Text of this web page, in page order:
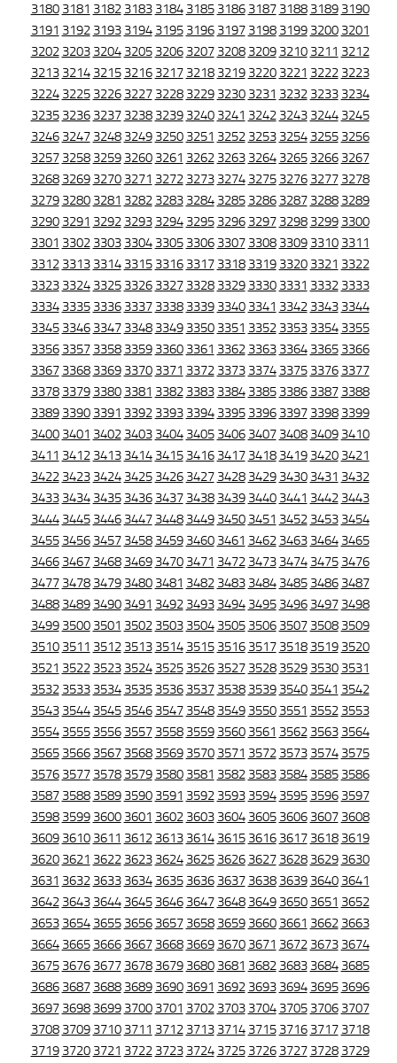
3180 3181 3182 3183 3184 3185 3186 3187 3188 3189 3190
3191 3192 3193 3194 3195 3196 3197 3198 3199 3200 3201
3202 3203 3204 3205 3206 3207 3208 3209 3210 3211 3212
3213 3214 3215 3216 3217 3218 3219 3220 3221 3222 3223
3224 3225 3226 3227 3228 3229 3230 3231 3232 3233 3234
3235 3236 3237 3238 3239 3240 3241 3242 3243 3244 3245
3246 3247 3248 3249 3250 3251 3252 3253 3254 3255 3256
3257 3258 3259 3260 3261 3262 3263 3264 3265 3266 3267
3268 3269 3270 3271 3272 3273 3274 3275 3276 3277 3278
3279 3280 3281 3282 3283 3284 3285 3286 3287 3288 3289
3290 3291 3292 3293 3294 3295 3296 3297 3298 3299 3300
3301 3302 3303 3304 3305 3306 3307 3308 3309 3310 3311
3312 3313 3314 3315 3316 3317 3318 3319 3320 3321 3322
3323 3324 3325 3326 3327 3328 3329 3330 3331 3332 3333
3334 3335 3336 3337 3338 3339 3340 3341 3342 3343 3344
3345 3346 3347 3348 3349 3350 3351 3352 3353 3354 3355
3356 3357 3358 3359 3360 3361 3362 3363 3364 3365 3366
3367 3368 3369 3370 3371 3372 3373 3374 3375 3376 3377
3378 3379 3380 3381 3382 3383 3384 3385 3386 3387 3388
3389 3390 3391 3392 3393 3394 3395 3396 3397 3398 3399
3400 3401 3402 3403 3404 3405 3406 3407 3408 3409 3410
3411 3412 3413 3414 3415 3416 3417 3418 3419 3420 3421
3422 3423 3424 3425 3426 3427 3428 3429 3430 3431 3432
3433 3434 3435 3436 3437 3438 3439 3440 3441 3442 3443
3444 3445 3446 3447 3448 3449 3450 3451 3452 3453 3454
3455 3456 3457 3458 3459 3460 3461 3462 3463 3464 3465
3466 3467 3468 3469 3470 3471 3472 3473 3474 3475 3476
3477 3478 3479 3480 3481 3482 3483 3484 3485 3486 3487
3488 3489 3490 3491 3492 3493 3494 3495 3496 3497 3498
3499 3500 3501 3502 3503 3504 3505 3506 3507 3508 3509
3510 3511 3512 3513 3514 3515 3516 3517 3518 3519 3520
3521 3522 3523 3524 3525 3526 3527 3528 3529 3530 3531
3532 3533 3534 3535 3536 3537 3538 3539 3540 3541 3542
3543 3544 3545 3546 3547 3548 3549 3550 3551 3552 3553
3554 3555 3556 3557 3558 3559 3560 3561 3562 3563 3564
3565 3566 3567 3568 3569 3570 3571 3572 3573 3574 3575
3576 3577 3578 3579 3580 3581 3582 3583 3584 3585 3586
3587 3588 3589 3590 3591 3592 3593 3594 3595 3596 3597
3598 3599 3600 3601 3602 3603 3604 3605 3606 3607 3608
3609 3610 3611 3612 3613 3614 3615 3616 3617 3618 3619
3620 3621 3622 3623 3624 3625 3626 3627 3628 3629 3630
3631 3632 3633 3634 3635 3636 3637 3638 3639 3640 3641
3642 3643 3644 3645 3646 3647 3648 3649 3650 3651 3652
3653 3654 3655 3656 3657 3658 3659 3660 3661 3662 3663
3664 3665 3666 3667 3668 3669 3670 3671 3672 3673 3674
3675 3676 3677 3678 3679 3680 3681 3682 3683 3684 3685
3686 3687 3688 3689 3690 3691 3692 3693 3694 3695 3696
3697 3698 3699 3700 3701 3702 3703 3704 3705 3706 3707
3708 3709 3710 3711 3712 3713 3714 3715 3716 3717 3718
3719 3720 3721 3722 3723 3724 3725 3726 3727 3728 3729